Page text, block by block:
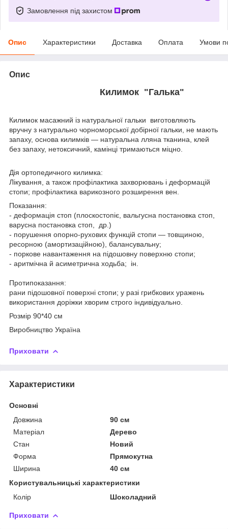
Замовлення під захистом
Опис Характеристики Доставка Оплата Умови
Опис
Килимок "Галька"
Килимок масажний із натуральної гальки виготовляють
вручну з натурально чорноморської добірної гальки, не мають
запаху, основа килимків — натуральна лляна тканина, клей
без запаху, нетоксичний, камінці тримаються міцно.
Дія ортопедичного килимка:
Лікування, а також профілактика захворювань і деформацій
стопи; профілактика варикозного розширення вен.
Показання:
- деформація стоп (плоскостопіє, вальгусна постановка стоп,
варусна постановка стоп, др.)
- порушення опорно-рухових функцій стопи — товщиною,
ресорною (амортизаційною), балансувальну;
- поркове навантаження на підошовну поверхню стопи;
- аритмічна й асиметрична ходьба; ін.
Протипоказання:
рани підошовної поверхні стопи; у разі грибкових уражень
використання доріжки хворим строго індивідуально.
Розмір 90*40 см
Виробництво Україна
Приховати
Характеристики
Основні
Довжина
90 см
Матеріал
Дерево
Стан
Новий
Форма
Прямокутна
Ширина
40 см
Користувальницькі характеристики
Колір
Шоколадний
Приховати